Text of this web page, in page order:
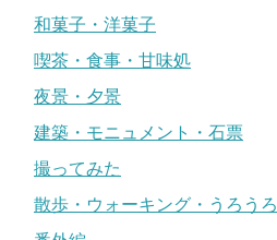
和菓子・洋菓子
喫茶・食事・甘味処
夜景・夕景
建築・モニュメント・石票
撮ってみた
散歩・ウォーキング・うろうろ